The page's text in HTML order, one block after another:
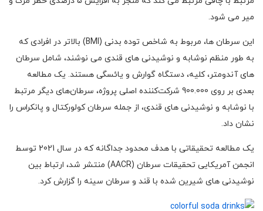
میر می شود.
این سرطان ها، مربوط به شاخص توده بدنی (BMI) بالاتر در افرادی که
به طور منظم نوشابه و نوشیدنی های قندی می نوشند، شامل سرطان
های آندومتر، کلیه، دستگاه گوارش و یائسگی هستند. یک مطالعه
بعدی بر روی 900.000 شرکت‌کننده اصلی پروژه، سرطان‌های دیگر مرتبط
با نوشابه و نوشیدنی های قندی، از جمله سرطان کولورکتال و پانکراس را
نشان داد.
یک مطالعه تحقیقاتی با هدف محدود جداگانه که در سال 2021 توسط
انجمن آمریکایی تحقیقات سرطان (AACR) منتشر شد، ارتباط بین
نوشیدنی های شیرین شده با قند و سرطان سینه را گزارش کرد.